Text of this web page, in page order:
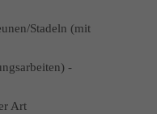
Stadeln (mit
-
Art